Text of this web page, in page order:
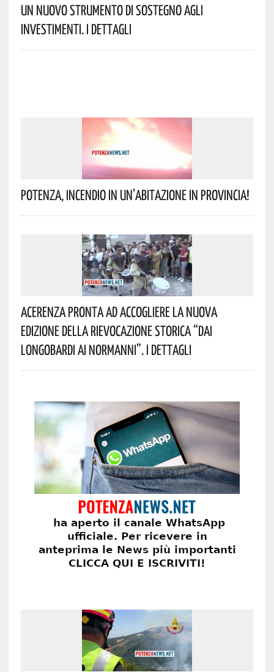
Un Nuovo Strumento Di Sostegno Agli
Investimenti. I Dettagli
Potenza, Incendio In Un’abitazione In Provincia!
Acerenza Pronta Ad Accogliere La Nuova
Edizione Della Rievocazione Storica “Dai
Longobardi Ai Normanni”. I Dettagli